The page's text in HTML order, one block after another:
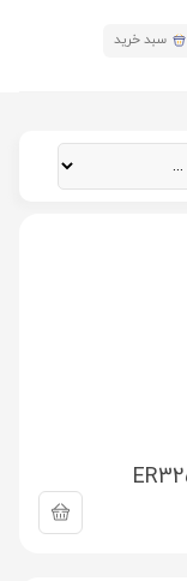
سبد خرید